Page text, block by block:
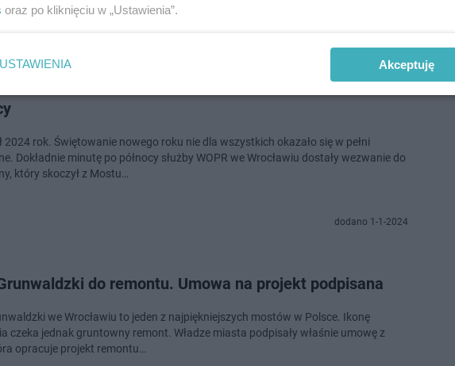
wezwanie służb we Wrocławiu. Była chwila po
2024 rok. Świętowanie nowego roku nie dla wszystkich okazało się w pełni
Dokładnie minutę po północy służby WOPR we Wrocławiu dostały wezwanie do
który skoczył z Mostu…
dodano 1-1-2024
do remontu. Umowa na projekt podpisana
we Wrocławiu to jeden z najpiękniejszych mostów w Polsce. Ikonę
czeka jednak gruntowny remont. Władze miasta podpisały właśnie umowę z
opracuje projekt remontu…
oraz po kliknięciu w „Ustawienia”.
USTAWIENIA Akceptuję